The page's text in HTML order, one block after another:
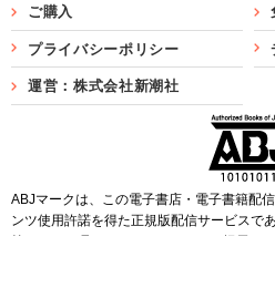
ご購入
プライバシーポリシー
運営：株式会社新潮社
ABJマークは、この電子書店・電子書籍配
ンツ使用許諾を得た正規版配信サービスで